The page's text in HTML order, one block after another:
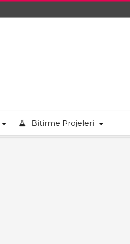
Bitirme Projeleri